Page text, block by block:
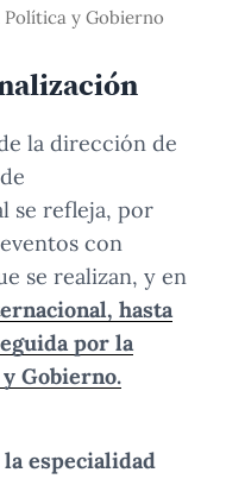
y Gobierno
la dirección de
se refleja, por
con
se realizan, y en
hasta
por la
Gobierno.
especialidad